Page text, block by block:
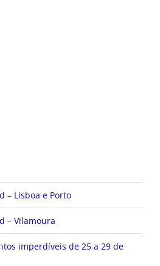
– Lisboa e Porto
– Vilamoura
imperdíveis de 25 a 29 de